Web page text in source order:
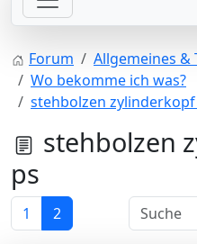
Forum
Allgemeines &
Wo bekomme ich was?
stehbolzen zylinderkopf
stehbolzen
ps
1 2